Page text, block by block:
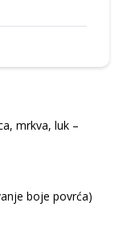
mrkva, luk –
boje povrća)